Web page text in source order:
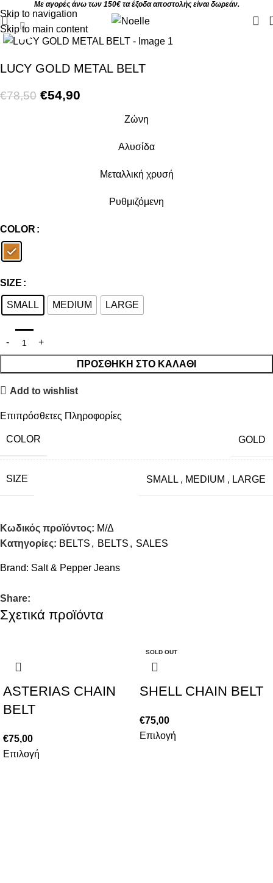
Skip to navigation
Skip to main content
Με αγορές άνω των 150€ τα έξοδα αποστολής είναι δωρεάν.
Click to enlarge
LUCY GOLD METAL BELT
€78,50 €54,90
Ζώνη
Αλυσίδα
Μεταλλική χρυσή
Ρυθμιζόμενη
COLOR
SIZE
SMALL MEDIUM LARGE
ΠΡΟΣΘΉΚΗ ΣΤΟ ΚΑΛΆΘΙ
Add to wishlist
Επιπρόσθετες Πληροφορίες
COLOR GOLD
SIZE SMALL , MEDIUM , LARGE
Κωδικός προϊόντος: Μ/Δ
Κατηγορίες: BELTS , BELTS , SALES
Brand: Salt & Pepper Jeans
Share:
Σχετικά προϊόντα
ASTERIAS CHAIN
BELT
€75,00
Επιλογή
SOLD OUT
SHELL CHAIN BELT
€75,00
Επιλογή